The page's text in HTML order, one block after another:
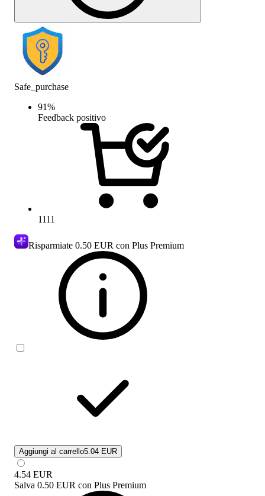
Safe_purchase
91%
Feedback positivo
1111
Risparmiate 0.50 EUR con Plus Premium
Aggiungi al carrello5.04 EUR
4.54 EUR
Salva 0.50 EUR con Plus Premium